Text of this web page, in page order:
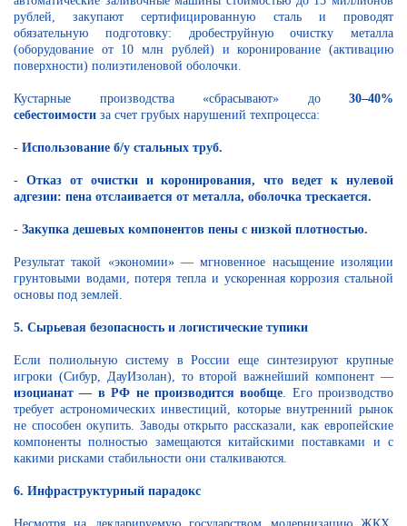
рублей, закупают сертифицированную сталь и проводят
обязательную подготовку: дробеструйную очистку металла
(оборудование от 10 млн рублей) и коронирование (активацию
поверхности) полиэтиленовой оболочки.
Кустарные производства «сбрасывают» до 30–40%
себестоимости за счет грубых нарушений техпроцесса:
- Использование б/у стальных труб.
- Отказ от очистки и коронирования, что ведет к нулевой
адгезии: пена отслаивается от металла, оболочка трескается.
- Закупка дешевых компонентов пены с низкой плотностью.
Результат такой «экономии» — мгновенное насыщение изоляции
грунтовыми водами, потеря тепла и ускоренная коррозия стальной
основы под землей.
5. Сырьевая безопасность и логистические тупики
Если полиольную систему в России еще синтезируют крупные
игроки (Сибур, ДауИзолан), то второй важнейший компонент —
изоцианат — в РФ не производится вообще . Его производство
требует астрономических инвестиций, которые внутренний рынок
не способен окупить. Заводы открыто рассказали, как европейские
компоненты полностью замещаются китайскими поставками и с
какими рисками стабильности они сталкиваются.
6. Инфраструктурный парадокс